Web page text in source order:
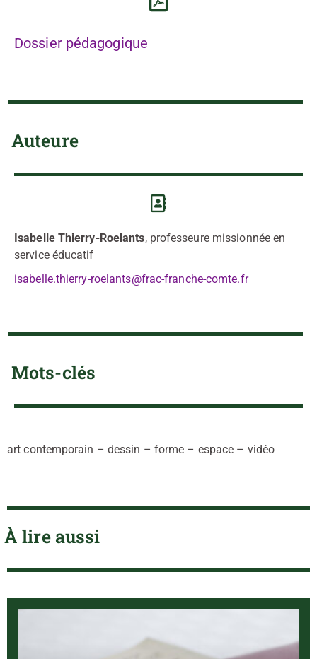
Dossier pédagogique
Auteure
Isabelle Thierry-Roelants, professeure missionnée en
service éducatif
isabelle.thierry-roelants@frac-franche-comte.fr
Mots-clés
art contemporain – dessin – forme – espace – vidéo
À lire aussi